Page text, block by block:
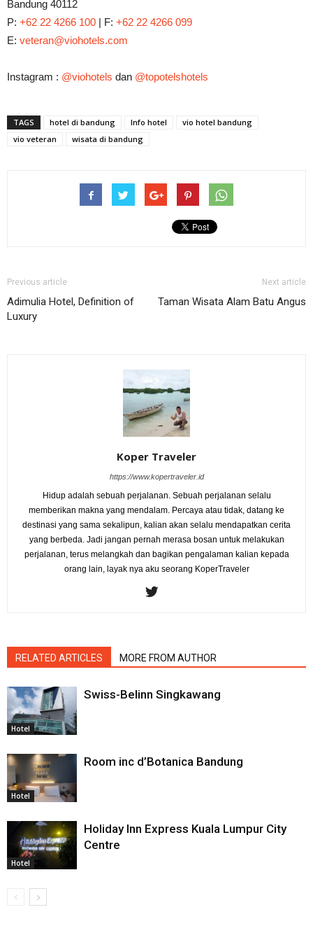
Bandung 40112
P: +62 22 4266 100 | F: +62 22 4266 099
E: veteran@viohotels.com
Instagram : @viohotels dan @topotelshotels
TAGS hotel di bandung Info hotel
vio hotel bandung
vio veteran
wisata di bandung
Previous article
Adimulia Hotel, Definition of
Luxury
Next article
Taman Wisata Alam Batu Angus
Koper Traveler
https://www.kopertraveler.id
Hidup adalah sebuah perjalanan. Sebuah perjalanan selalu
memberikan makna yang mendalam. Percaya atau tidak, datang ke
destinasi yang sama sekalipun, kalian akan selalu mendapatkan cerita
yang berbeda. Jadi jangan pernah merasa bosan untuk melakukan
perjalanan, terus melangkah dan bagikan pengalaman kalian kepada
orang lain, layak nya aku seorang KoperTraveler
RELATED ARTICLES MORE FROM AUTHOR
Hotel
Swiss-Belinn Singkawang
Hotel
Room inc d’Botanica Bandung
Hotel
Holiday Inn Express Kuala Lumpur City
Centre